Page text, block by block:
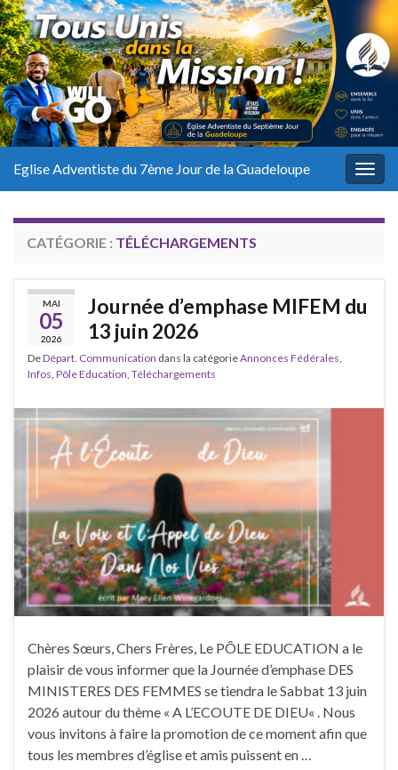
Eglise Adventiste du 7ème Jour de la Guadeloupe
CATÉGORIE : TÉLÉCHARGEMENTS
MAI
05
2026
Journée d’emphase MIFEM du
13 juin 2026
DeDépart. Communication dans la catégorieAnnonces Fédérales,
Infos, Pôle Education, Téléchargements
Chères Sœurs, Chers Frères, Le PÔLE EDUCATION a le
plaisir de vous informer que la Journée d’emphase DES
MINISTERES DES FEMMES se tiendra le Sabbat 13 juin
2026 autour du thème « A L’ECOUTE DE DIEU« . Nous
vous invitons à faire la promotion de ce moment afin que
tous les membres d’église et amis puissent en …